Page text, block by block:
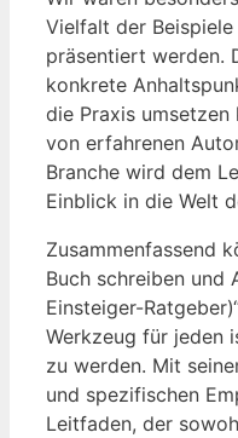
Vielfalt der
präsentiert werden.
konkrete
die Praxis
von erfahrenen
Branche wird dem
Einblick in die Welt
Zusammenfassend
Buch schreiben und
Einsteiger-
Werkzeug für jeden
zu werden. Mit
und spezifischen
Leitfaden, der